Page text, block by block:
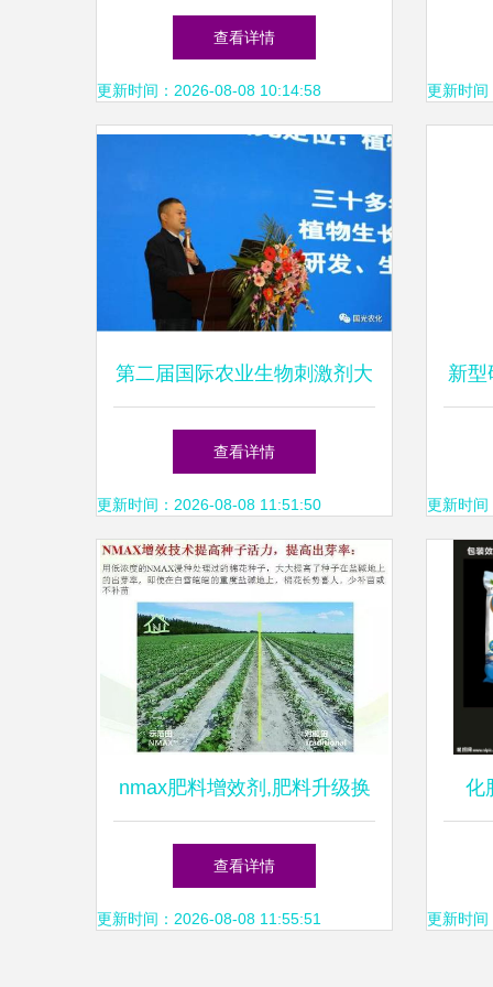
管增效剂尽在天耐琪新型材料
查看详情
更新时间：2026-08-08 10:14:58 更新时
第二届国际农业生物刺激剂大
会(ICAB)暨肥料增效增值高峰
论坛在国光召开
查看详情
更新时间：2026-08-08 11:51:50
新型
更新时
nmax肥料增效剂,肥料升级换
代新选择,赶快报名免费试用
啦
查看详情
更新时间：2026-08-08 11:55:51
化
更新时